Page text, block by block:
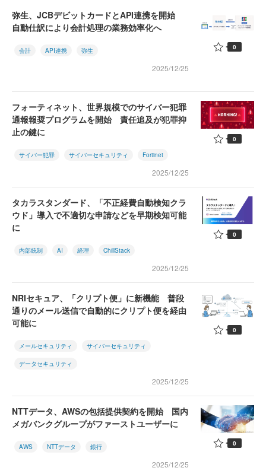
弥生、JCBデビットカードとAPI連携を開始
自動仕訳により会計処理の業務効率化へ
会計 API連携 弥生
2025/12/25
0
フォーティネット、世界規模でのサイバー犯罪
通報報奨プログラムを開始 責任追及が犯罪抑
止の鍵に
サイバー犯罪 サイバーセキュリティ Fortinet
2025/12/25
0
タカラスタンダード、「不正経費自動検知クラ
ウド」導入で不適切な申請などを早期検知可能
に
内部統制 AI 経理 ChillStack
2025/12/25
0
NRIセキュア、「クリプト便」に新機能 普段
通りのメール送信で自動的にクリプト便を経由
可能に
メールセキュリティ サイバーセキュリティ
データセキュリティ
2025/12/25
0
NTTデータ、AWSの包括提供契約を開始 国内
メガバンクグループがファーストユーザーに
AWS NTTデータ 銀行
2025/12/25
0